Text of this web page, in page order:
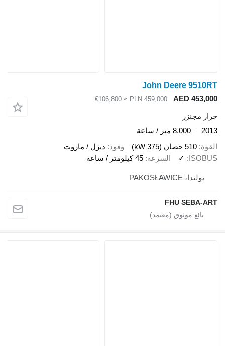
John Deere 9510RT
AED 453,000
PLN 459,000
≈ €106,800
جرار مجنزر
2013
8,000 متر / ساعة
القوة 510 حصان (375 kW) وقود ديزل / مازوت
ISOBUS
✓ السرعة 45 كيلومتر / ساعة
بولندا، PAKOSŁAWICE
FHU SEBA-ART